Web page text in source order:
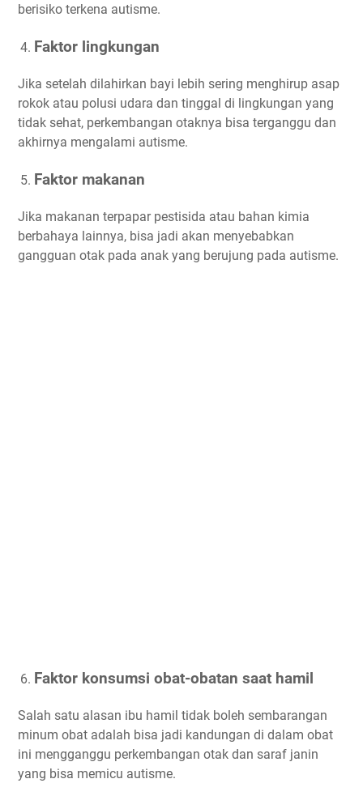
berisiko terkena autisme.
Faktor lingkungan
Jika setelah dilahirkan bayi lebih sering menghirup asap
rokok atau polusi udara dan tinggal di lingkungan yang
tidak sehat, perkembangan otaknya bisa terganggu dan
akhirnya mengalami autisme.
Faktor makanan
Jika makanan terpapar pestisida atau bahan kimia
berbahaya lainnya, bisa jadi akan menyebabkan
gangguan otak pada anak yang berujung pada autisme.
Faktor konsumsi obat-obatan saat hamil
Salah satu alasan ibu hamil tidak boleh sembarangan
minum obat adalah bisa jadi kandungan di dalam obat
ini mengganggu perkembangan otak dan saraf janin
yang bisa memicu autisme.